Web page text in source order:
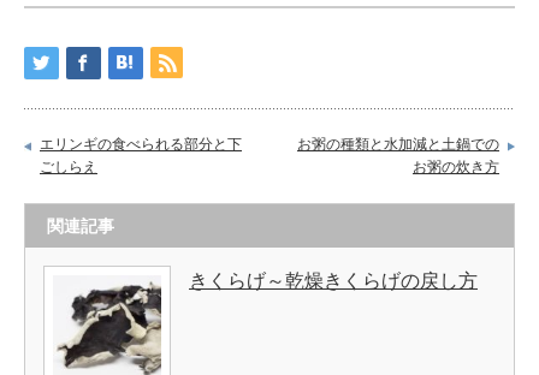
エリンギの食べられる部分と下
ごしらえ
お粥の種類と水加減と土鍋での
お粥の炊き方
関連記事
きくらげ～乾燥きくらげの戻し方